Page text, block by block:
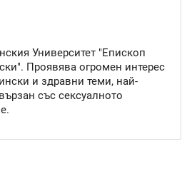
Университет "Епископ
Проявява огромен интерес
и здравни теми, най-
със сексуалното